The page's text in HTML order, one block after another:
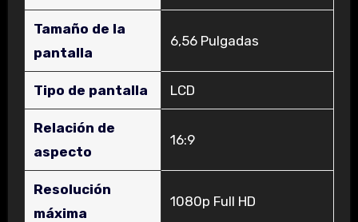
Tamaño de la
pantalla
‎6,56 Pulgadas
Tipo de pantalla ‎LCD
Relación de
aspecto
‎16:9
Resolución
máxima
‎1080p Full HD